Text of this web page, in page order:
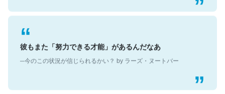
彼もまた「努力できる才能」があるんだなあ
─今のこの状況が信じられるかい？ by ラーズ・ヌートバー